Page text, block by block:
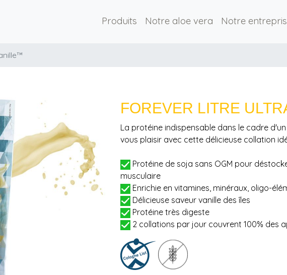
Produits Notre aloe vera Notre
FOREVER LITRE
La protéine indispensable dans le cadre
vous plaisir avec cette délicieuse collation
Protéine de soja sans OGM pour
musculaire
Enrichie en vitamines, minéraux, oligo-
Délicieuse saveur vanille des îles
Protéine très digeste
2 collations par jour couvrent 100% des